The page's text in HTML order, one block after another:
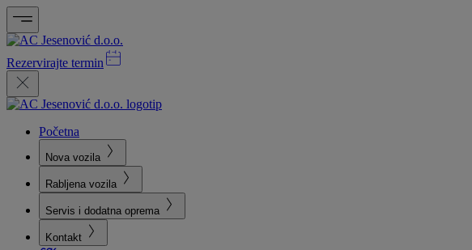
Rezervirajte termin
Početna
Nova vozila
Rabljena vozila
Servis i dodatna oprema
Kontakt